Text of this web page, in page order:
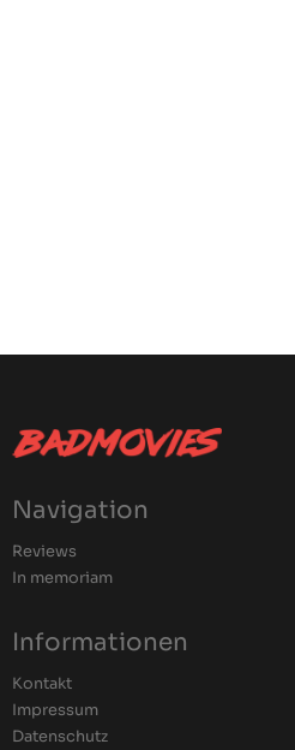
Navigation
Reviews
In memoriam
Informationen
Kontakt
Impressum
Datenschutz